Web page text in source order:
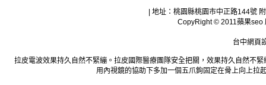
| 地址：桃園縣桃園市中正路144號
CopyRight © 2011蘋果seo
台中網頁
拉皮拉皮電波效果持久自然不緊繃。拉皮國際醫療團隊安全把關，效果持久自然不
用內視鏡的協助下多加一個五爪鉤固定在骨上向上拉